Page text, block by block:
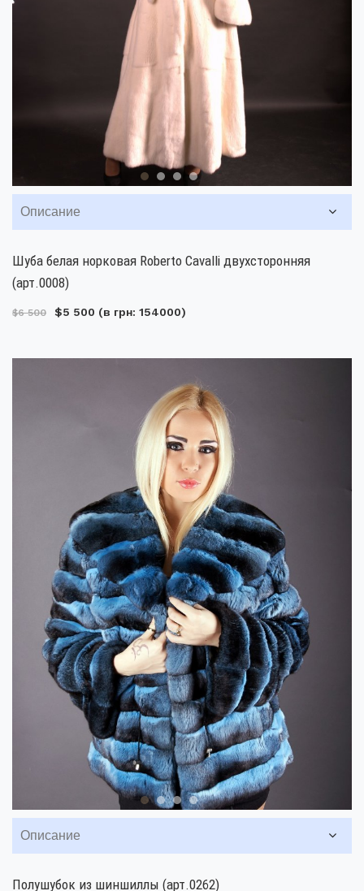
Описание
Шуба белая норковая Roberto Cavalli двухсторонняя
(арт.0008)
$6 500 $5 500 (в грн: 154000)
Описание
Полушубок из шиншиллы (арт.0262)